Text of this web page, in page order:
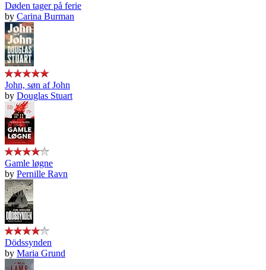
Døden tager på ferie
by Carina Burman
John, søn af John
by Douglas Stuart
Gamle løgne
by Pernille Ravn
Dödssynden
by Maria Grund